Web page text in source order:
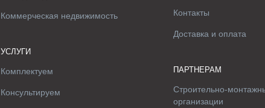
Коммерческая недвижимость
УСЛУГИ
Комплектуем
Консультируем
Контакты
Доставка и оплата
ПАРТНЕРАМ
Строительно-
организации